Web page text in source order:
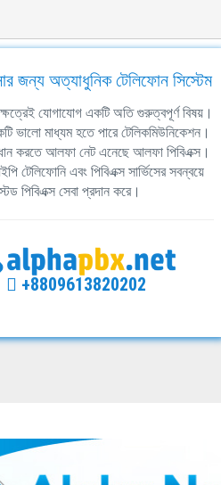
জন্য অত্যাধুনিক টেলিফোন সিস্টেম
যোগাযোগ একটি অতি গুরুত্বপূর্ণ বিষয়।
ভালো মাধ্যম হতে পারে টেলিকমিউনিকেশন।
করতে আলফা নেট এনেছে আলফা পিবিএক্স।
টেলিফোনি এবং পিবিএক্স সার্ভিসের সবন্বয়ে
পিবিএক্স সেবা প্রদান করে।
+8809613820202